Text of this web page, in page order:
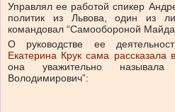
Управлял ее работой спикер
политик из Львова, один из
командовал “Самообороной
О руководстве ее
Екатерина Крук сама рассказала
она уважительно
Володимирович”: